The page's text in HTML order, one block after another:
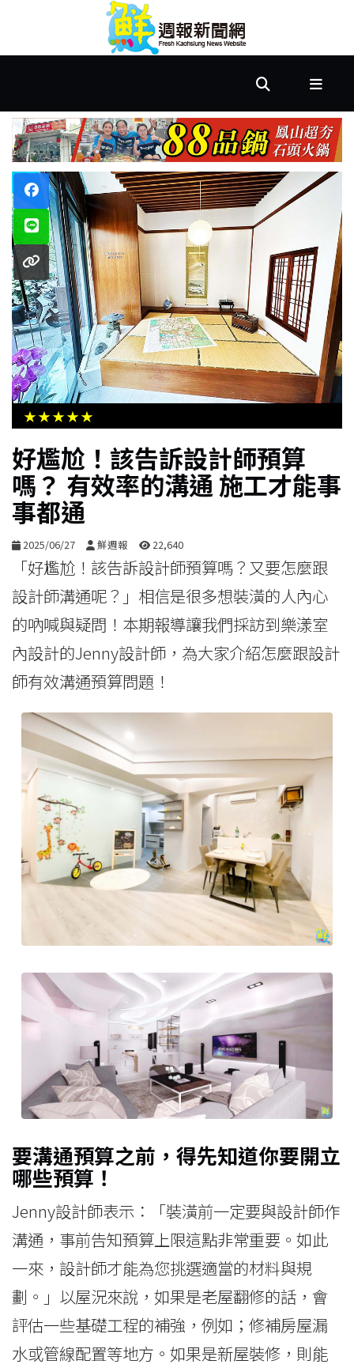
首
市
政
文
教
樂
活
居
家
生
活
合
影
音
物
★★★★★
好尷尬！該告訴設計師預算
嗎？ 有效率的溝通 施工才能事
事都通
2025/06/27 鮮週報 22,640
「好尷尬！該告訴設計師預算嗎？又要怎麼跟
設計師溝通呢？」相信是很多想裝潢的人內心
的吶喊與疑問！本期報導讓我們採訪到樂漾室
內設計的Jenny設計師，為大家介紹怎麼跟設計
師有效溝通預算問題！
要溝通預算之前，得先知道你要開立
哪些預算！
Jenny設計師表示：「裝潢前一定要與設計師作
溝通，事前告知預算上限這點非常重要。如此
一來，設計師才能為您挑選適當的材料與規
劃。」以屋況來說，如果是老屋翻修的話，會
評估一些基礎工程的補強，例如；修補房屋漏
水或管線配置等地方。如果是新屋裝修，則能